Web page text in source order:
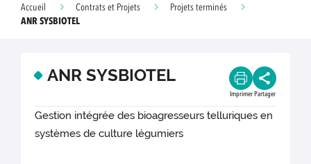
Accueil Contrats et Projets
Projets terminés
ANR SYSBIOTEL
ANR SYSBIOTEL
Imprimer Partager
Gestion intégrée des bioagresseurs telluriques en
systèmes de culture légumiers